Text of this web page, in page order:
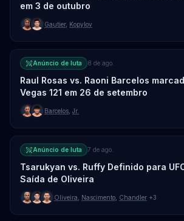
em 3 de outubro
Gautier, Kopylov
Anúncio de luta 8 de ago.
Raul Rosas vs. Raoni Barcelos
Vegas 121 em 26 de setembro
Barcelos Jr.
Anúncio de luta 7 de ago.
Tsarukyan vs. Ruffy Definido para
Saída de Oliveira
Oliveira Nascimento Chandler +3